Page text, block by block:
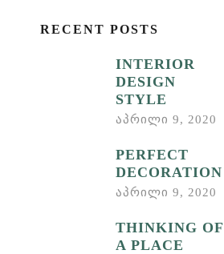
RECENT POSTS
INTERIOR
DESIGN
STYLE
აპრილი 9, 2020
PERFECT
DECORATION
აპრილი 9, 2020
THINKING OF
A PLACE